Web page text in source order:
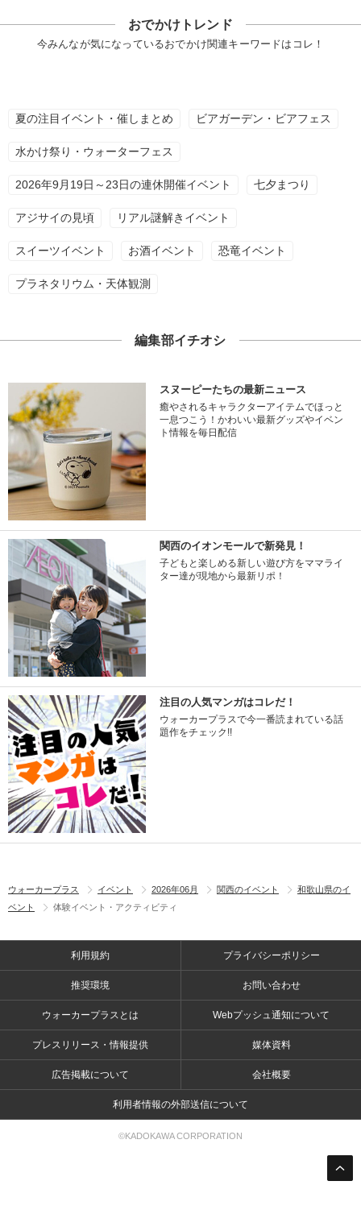
おでかけトレンド
今みんなが気になっているおでかけ関連キーワードはコレ！
夏の注目イベント・催しまとめ ビアガーデン・ビアフェス
水かけ祭り・ウォーターフェス
2026年9月19日～23日の連休開催イベント 七夕まつり
アジサイの見頃 リアル謎解きイベント
スイーツイベント お酒イベント 恐竜イベント
プラネタリウム・天体観測
編集部イチオシ
スヌーピーたちの最新ニュース
癒やされるキャラクターアイテムでほっと
一息つこう！かわいい最新グッズやイベン
ト情報を毎日配信
関西のイオンモールで新発見！
子どもと楽しめる新しい遊び方をママライ
ター達が現地から最新リポ！
注目の人気マンガはコレだ！
ウォーカープラスで今一番読まれている話
題作をチェック!!
ウォーカープラス イベント 2026年06月 関西のイベント
和歌山県のイ
ベント
体験イベント・アクティビティ
利用規約 プライバシーポリシー
推奨環境 お問い合わせ
ウォーカープラスとは Webプッシュ通知について
プレスリリース・情報提供 媒体資料
広告掲載について 会社概要
利用者情報の外部送信について
©KADOKAWA CORPORATION